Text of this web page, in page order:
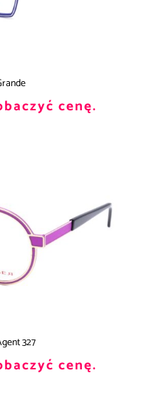
cenę.
327
cenę.